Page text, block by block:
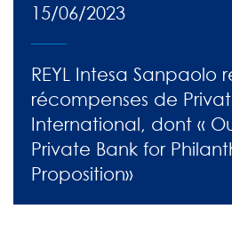
15/06/2023
REYL Intesa Sanpaolo
récompenses de
International, dont «
Private Bank for
Proposition»